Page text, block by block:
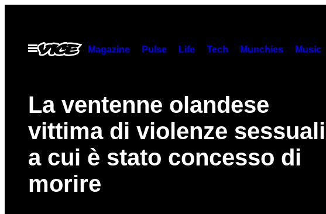
contenuto
Apri
Magazine Pulse Life Tech Munchies Music
La ventenne olandese
vittima di violenze sessuali
a cui è stato concesso di
morire